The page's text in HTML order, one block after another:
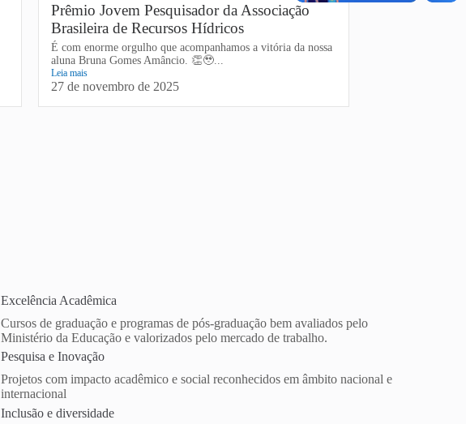
Prêmio Jovem Pesquisador da Associação
Brasileira de Recursos Hídricos
É com enorme orgulho que acompanhamos a vitória da nossa
aluna Bruna Gomes Amâncio. 👏🥹...
Leia mais
27 de novembro de 2025
Excelência Acadêmica
Cursos de graduação e programas de pós-graduação bem avaliados pelo
Ministério da Educação e valorizados pelo mercado de trabalho.
Pesquisa e Inovação
Projetos com impacto acadêmico e social reconhecidos em âmbito nacional e
internacional
Inclusão e diversidade